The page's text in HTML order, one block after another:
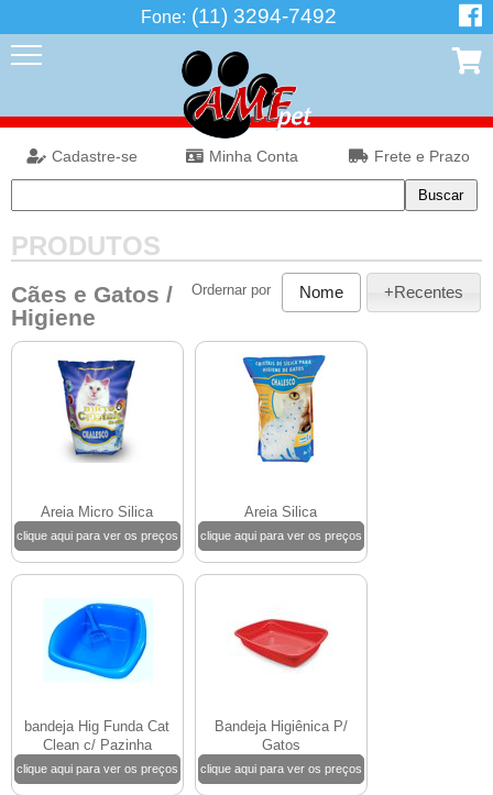
Fone: (11) 3294-7492
Cadastre-se Minha Conta Frete e Prazo
PRODUTOS
Ordernar por Nome +Recentes
Cães e Gatos /
Higiene
Areia Micro Silica
clique aqui para ver os preços
Areia Silica
clique aqui para ver os preços
bandeja Hig Funda Cat
Clean c/ Pazinha
clique aqui para ver os preços
Bandeja Higiênica P/
Gatos
clique aqui para ver os preços